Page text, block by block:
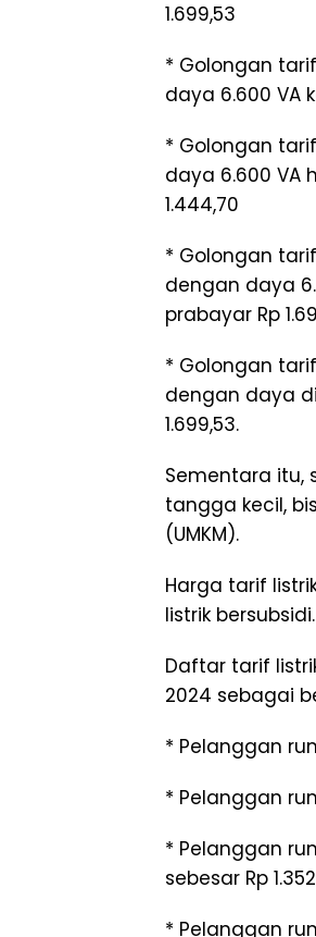
1.699,53
* Golongan
daya 6.600 VA
* Golongan
daya 6.600 VA
1.444,70
* Golongan
dengan daya
prabayar Rp
* Golongan
dengan daya
1.699,53.
Sementara itu,
tangga kecil,
(UMKM).
Harga tarif
listrik bersubsidi.
Daftar tarif
2024 sebagai
* Pelanggan
* Pelanggan
* Pelanggan
sebesar Rp
* Pelanggan